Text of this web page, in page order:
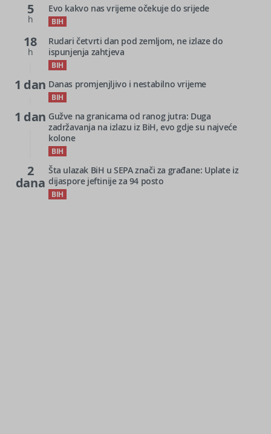
5
h
Evo kakvo nas vrijeme očekuje do srijede
BIH
18
h
Rudari četvrti dan pod zemljom, ne izlaze do
ispunjenja zahtjeva
BIH
1 dan Danas promjenjljivo i nestabilno vrijeme
BIH
1 dan Gužve na granicama od ranog jutra: Duga
zadržavanja na izlazu iz BiH, evo gdje su najveće
kolone
BIH
2
dana
Šta ulazak BiH u SEPA znači za građane: Uplate iz
dijaspore jeftinije za 94 posto
BIH